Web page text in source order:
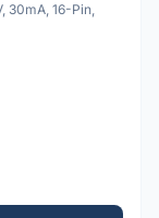
30mA, 16-Pin,